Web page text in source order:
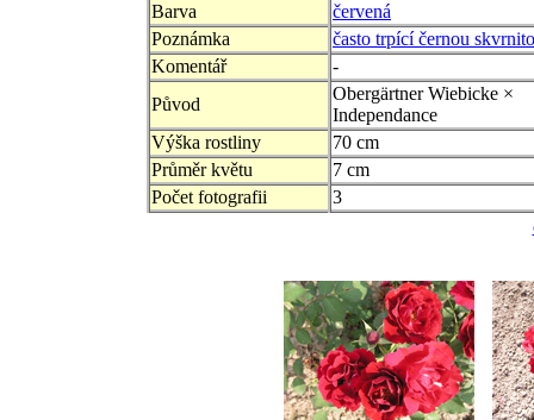
Barva
červená
Poznámka
často trpící černou
Komentář
-
Původ
Obergärtner Wiebicke ×
Independance
Výška rostliny
70 cm
Průměr květu
7 cm
Počet fotografii
3